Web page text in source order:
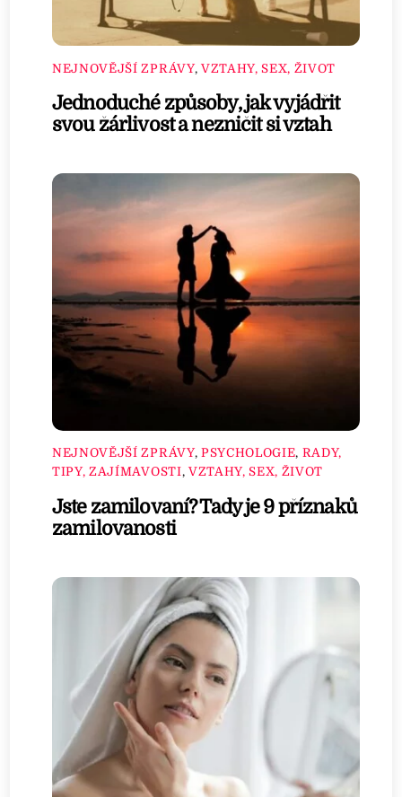
NEJNOVĚJŠÍ ZPRÁVY, VZTAHY, SEX, ŽIVOT
Jednoduché způsoby, jak vyjádřit
svou žárlivost a nezničit si vztah
NEJNOVĚJŠÍ ZPRÁVY, PSYCHOLOGIE, RADY,
TIPY, ZAJÍMAVOSTI, VZTAHY, SEX, ŽIVOT
Jste zamilovaní? Tady je 9 příznaků
zamilovanosti